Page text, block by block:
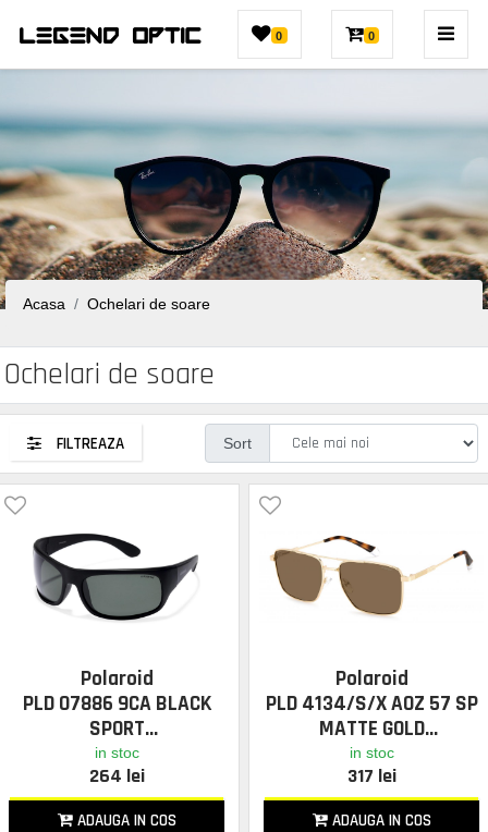
0 0
Acasa Ochelari de soare
Ochelari de soare
FILTREAZA Sort
Polaroid
PLD 07886 9CA BLACK
SPORT
in stoc
264 lei
ADAUGA IN COS
Polaroid
PLD 4134/S/X AOZ 57 SP
MATTE GOLD
in stoc
317 lei
ADAUGA IN COS